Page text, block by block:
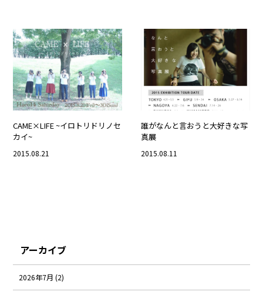
CAME×LIFE ~イロトリドリノセ
カイ~
2015.08.21
誰がなんと言おうと大好きな写
真展
2015.08.11
アーカイブ
2026年7月 (2)